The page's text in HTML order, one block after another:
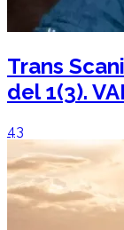
Trans
del 1(3).
43